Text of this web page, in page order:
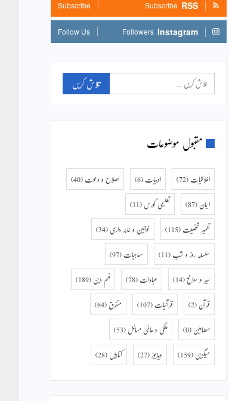
RSS
Subscribe
Subscribe
Instagram
Followers
Follow Us
مقبول موضوعات
اخلاقیات (72) ادبیات (6) اصلاح و دعوت (40)
ایمان (87) تعلیمی کورس (11)
تعمیر شخصیت (115) خواتین و خانہ داری (34)
سلسلہ روز و شب (11) سماجیات (97)
سیر و سوانح(14) عبادات (78) فہم دین (189)
قرآن (2) قرآنیات (107) متفرق (64)
مضامین (0) ملکی و عالمی مسائل (53)
میگزین (159) ویڈیوز (27) کتابیں (28)